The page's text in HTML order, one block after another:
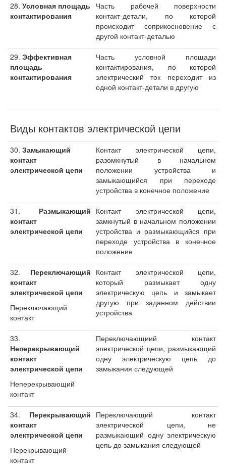
28. Условная площадь
контактирования
Часть рабочей поверхности
контакт-детали, по которой
происходит соприкосновение с
другой контакт-деталью
29. Эффективная
площадь
контактирования
Часть условной площади
контактирования, по которой
электрический ток переходит из
одной контакт-детали в другую
Виды контактов электрической цепи
30. Замыкающий
контакт
электрической цепи
Контакт электрической цепи,
разомкнутый в начальном
положении устройства и
замыкающийся при переходе
устройства в конечное положение
31. Размыкающий
контакт
электрической цепи
Контакт электрической цепи,
замкнутый в начальном положении
устройства и размыкающийся при
переходе устройства в конечное
положение
32. Переключающий
контакт
электрической цепи
Переключающий
контакт
Контакт электрической цепи,
который размыкает одну
электрическую цепь и замыкает
другую при заданном действии
устройства
33.
Неперекрывающий
контакт
электрической цепи
Неперекрывающий
контакт
Переключающиий контакт
электрической цепи, размыкающий
одну электрическую цепь до
замыкания следующей
34. Перекрывающий
контакт
электрической цепи
Перекрывающий
контакт
Переключающий контакт
электрической цепи, не
размыкающий одну электрическую
цепь до замыкания следующей